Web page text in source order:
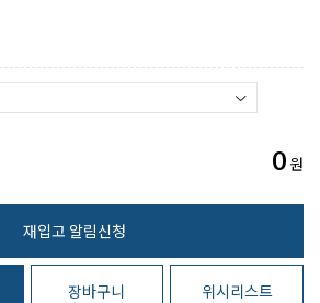
0 원
장바구니 위시리스트